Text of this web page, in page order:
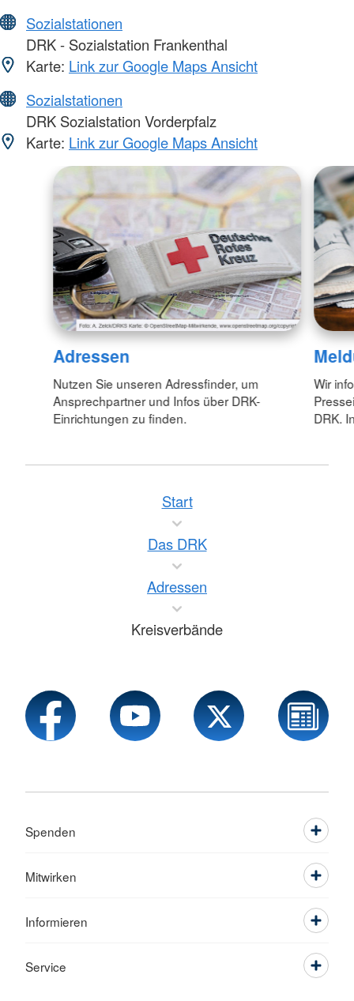
Sozialstationen
DRK - Sozialstation Frankenthal
Karte: Link zur Google Maps Ansicht
Sozialstationen
DRK Sozialstation Vorderpfalz
Karte: Link zur Google Maps Ansicht
Adressen
Nutzen Sie unseren Adressfinder, um
Ansprechpartner und Infos über DRK-
Einrichtungen zu finden.
Wir
DRK.
Start
Das DRK
Adressen
Kreisverbände
Spenden
Mitwirken
Informieren
Service